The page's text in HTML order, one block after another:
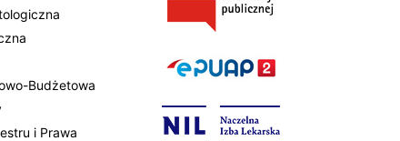
Budżetowa
i Prawa